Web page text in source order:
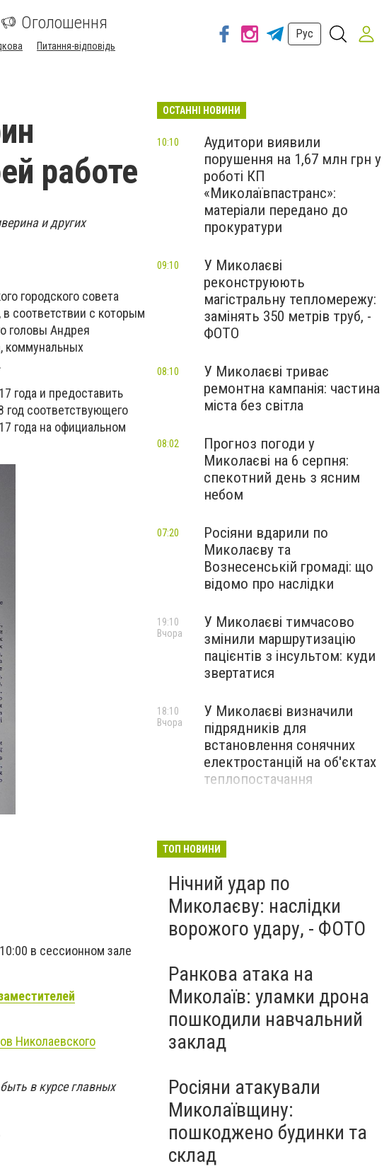
Оголошення
Питання-відповідь
Рус
работе
и других
городского совета
соответствии с которым
головы Андрея
коммунальных
года и предоставить
соответствующего
года на официальном
в сессионном зале
Николаевского
в курсе главных
ОСТАННІ НОВИНИ
Аудитори виявили
порушення на 1,67 млн грн у
роботі КП
«Миколаївпастранс»:
матеріали передано до
прокуратури
10:10
У Миколаєві
реконструюють
магістральну тепломережу:
замінять 350 метрів труб, -
ФОТО
09:10
У Миколаєві триває
ремонтна кампанія: частина
міста без світла
08:10
Прогноз погоди у
Миколаєві на 6 серпня:
спекотний день з ясним
небом
08:02
Росіяни вдарили по
Миколаєву та
Вознесенській громаді: що
відомо про наслідки
07:20
У Миколаєві тимчасово
змінили маршрутизацію
пацієнтів з інсультом: куди
звертатися
19:10
Вчора
У Миколаєві визначили
підрядників для
встановлення сонячних
електростанцій на об'єктах
теплопостачання
18:10
Вчора
серпень
ТОП НОВИНИ
Нічний удар по
Миколаєву: наслідки
ворожого удару, - ФОТО
Ранкова атака на
Миколаїв: уламки дрона
пошкодили навчальний
заклад
Росіяни атакували
Миколаївщину:
пошкоджено будинки та
склад